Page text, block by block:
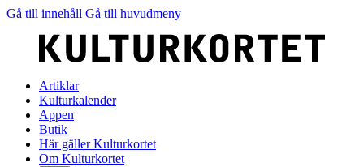
Gå till innehåll Gå till huvudmeny
Artiklar
Kulturkalender
Appen
Butik
Här gäller Kulturkortet
Om Kulturkortet